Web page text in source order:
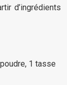
d’ingrédients
1 tasse